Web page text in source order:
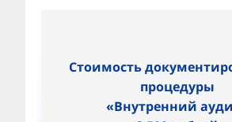
Стоимость
процедуры
«Внутренний